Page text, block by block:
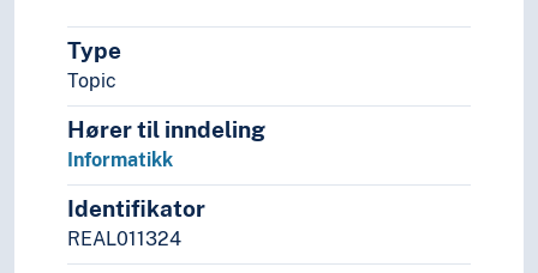
Type
Topic
Hører til inndeling
Informatikk
Identifikator
REAL011324